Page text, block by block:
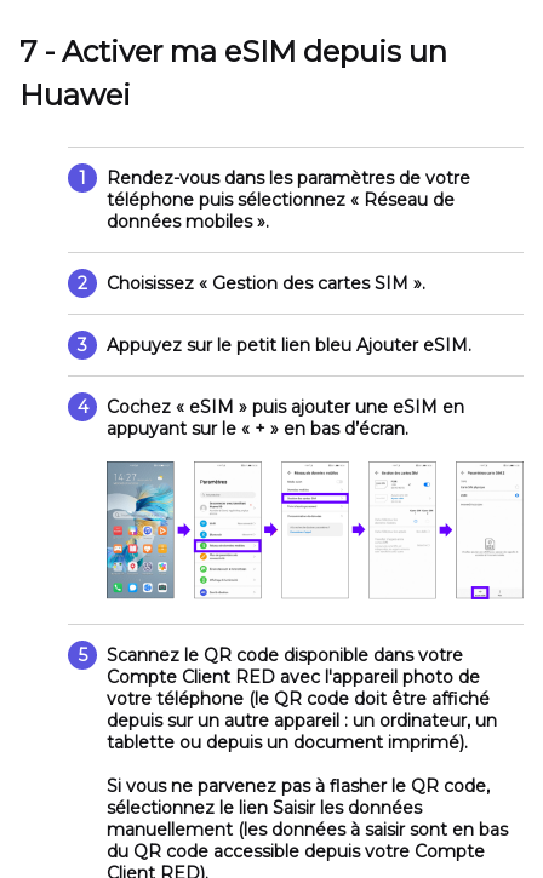
7 - Activer ma eSIM depuis un
Huawei
1
Rendez-vous dans les paramètres de votre
téléphone puis sélectionnez « Réseau de
données mobiles ».
2 Choisissez « Gestion des cartes SIM ».
3 Appuyez sur le petit lien bleu Ajouter eSIM.
4 Cochez « eSIM » puis ajouter une eSIM en
appuyant sur le « + » en bas d’écran.
5
Scannez le QR code disponible dans votre
Compte Client RED avec l'appareil photo de
votre téléphone (le QR code doit être affiché
depuis sur un autre appareil : un ordinateur, un
tablette ou depuis un document imprimé).
Si vous ne parvenez pas à flasher le QR code,
sélectionnez le lien Saisir les données
manuellement (les données à saisir sont en bas
du QR code accessible depuis votre Compte
Client RED).